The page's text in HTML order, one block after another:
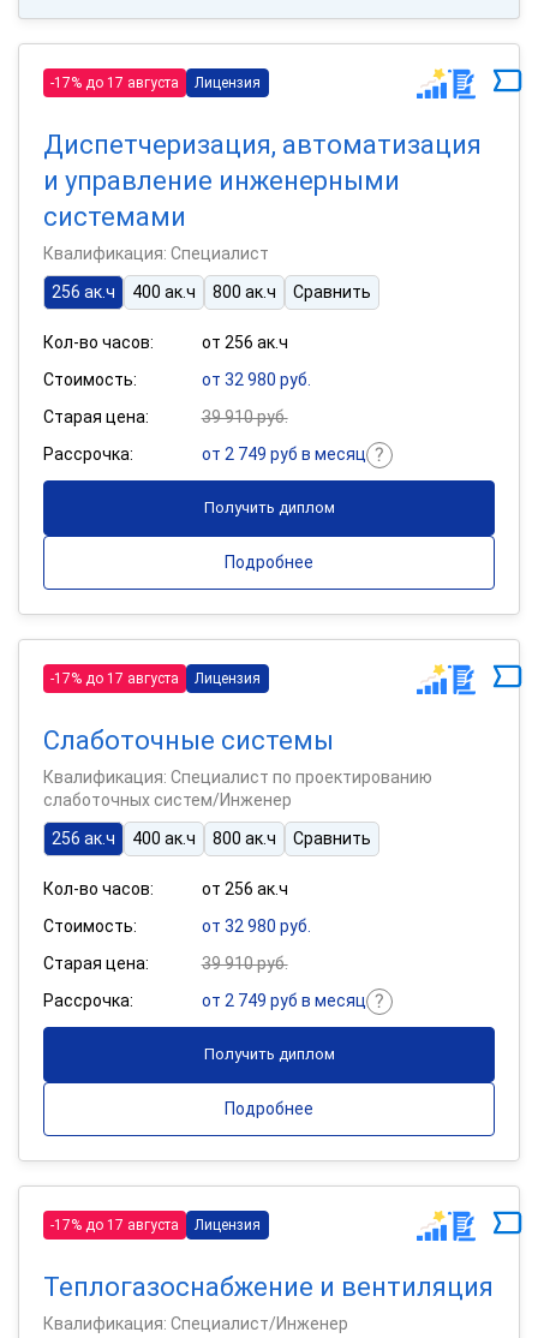
-17% до 17 августа Лицензия
Диспетчеризация, автоматизация
и управление инженерными
системами
Квалификация: Специалист
256 ак.ч
400 ак.ч 800 ак.ч Сравнить
Кол-во часов:
от 256 ак.ч
Стоимость:
от 32 980 руб.
Старая цена:
39 910 руб.
Рассрочка:
от 2 749 руб в месяц
Получить диплом
Подробнее
-17% до 17 августа Лицензия
Слаботочные системы
Квалификация: Специалист по проектированию
слаботочных систем/Инженер
256 ак.ч
400 ак.ч 800 ак.ч Сравнить
Кол-во часов:
от 256 ак.ч
Стоимость:
от 32 980 руб.
Старая цена:
39 910 руб.
Рассрочка:
от 2 749 руб в месяц
Получить диплом
Подробнее
-17% до 17 августа Лицензия
Теплогазоснабжение и вентиляция
Квалификация: Специалист/Инженер